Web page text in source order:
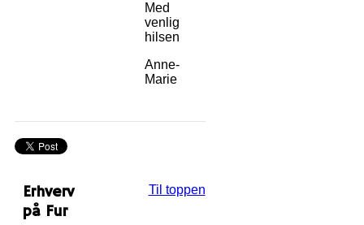
Med
venlig
hilsen
Anne-
Marie
Til toppen
Erhverv
på Fur